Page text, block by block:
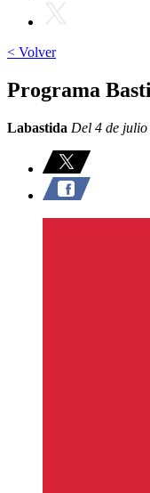
< Volver
Programa
Labastida Del 4 de julio